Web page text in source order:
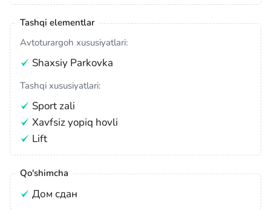
Tashqi elementlar
Avtoturargoh xususiyatlari:
Shaxsiy Parkovka
Tashqi xususiyatlari:
Sport zali
Xavfsiz yopiq hovli
Lift
Qo'shimcha
Дом сдан